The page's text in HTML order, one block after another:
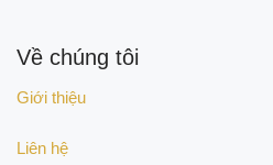
Về chúng tôi
Giới thiệu
Liên hệ